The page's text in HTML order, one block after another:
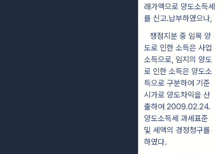
래가액으로 양도소득세
를 신고․납부하였으나,
쟁점지분 중 임목 양
도로 인한 소득은 사업
소득으로, 임지의 양도
로 인한 소득은 양도소
득으로 구분하여 기준
시가로 양도차익을 산
출하여 2009.02.24.
양도소득세 과세표준
및 세액의 경정청구를
하였다.